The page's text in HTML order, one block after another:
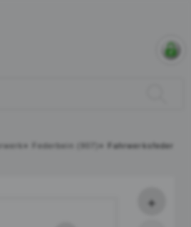
» Federbein (907) »
Fahrwerksfeder